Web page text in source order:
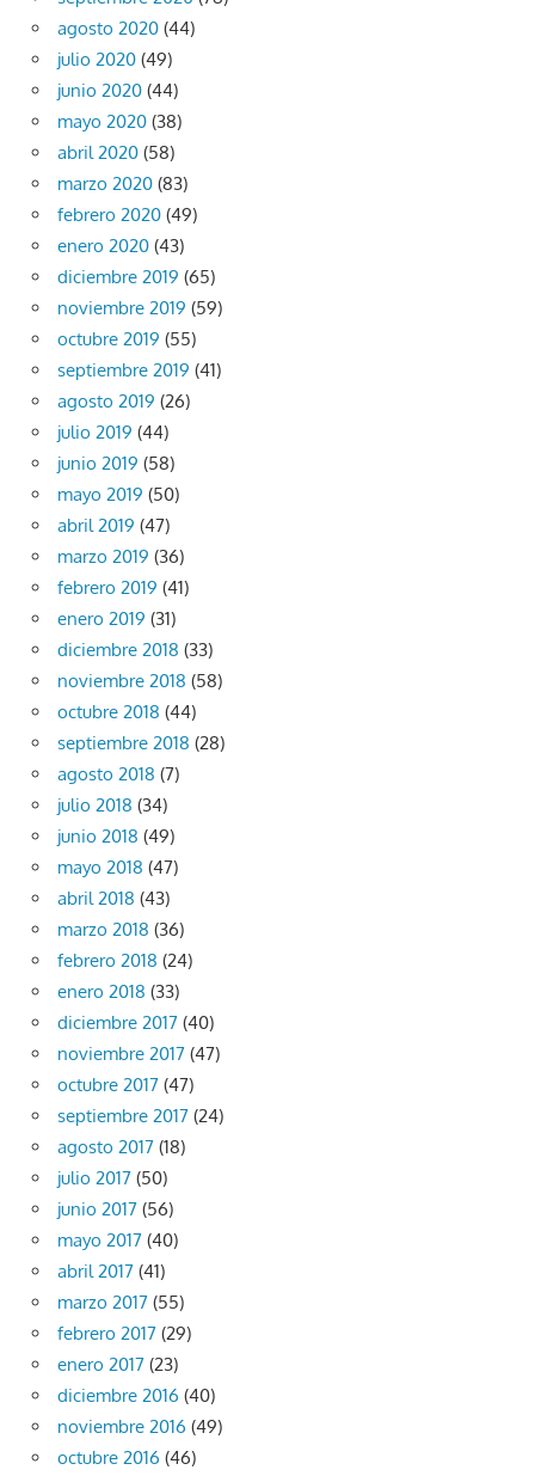
agosto 2020 (44)
julio 2020 (49)
junio 2020 (44)
mayo 2020 (38)
abril 2020 (58)
marzo 2020 (83)
febrero 2020 (49)
enero 2020 (43)
diciembre 2019 (65)
noviembre 2019 (59)
octubre 2019 (55)
septiembre 2019 (41)
agosto 2019 (26)
julio 2019 (44)
junio 2019 (58)
mayo 2019 (50)
abril 2019 (47)
marzo 2019 (36)
febrero 2019 (41)
enero 2019 (31)
diciembre 2018 (33)
noviembre 2018 (58)
octubre 2018 (44)
septiembre 2018 (28)
agosto 2018 (7)
julio 2018 (34)
junio 2018 (49)
mayo 2018 (47)
abril 2018 (43)
marzo 2018 (36)
febrero 2018 (24)
enero 2018 (33)
diciembre 2017 (40)
noviembre 2017 (47)
octubre 2017 (47)
septiembre 2017 (24)
agosto 2017 (18)
julio 2017 (50)
junio 2017 (56)
mayo 2017 (40)
abril 2017 (41)
marzo 2017 (55)
febrero 2017 (29)
enero 2017 (23)
diciembre 2016 (40)
noviembre 2016 (49)
octubre 2016 (46)